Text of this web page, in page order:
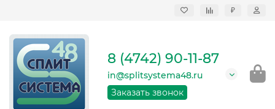
₽
кондиционеров в
области
График работы: 9:00 -
21:00 без перерыва и
8 (4742) 90-11-87
in@splitsystema48.ru
Заказать звонок